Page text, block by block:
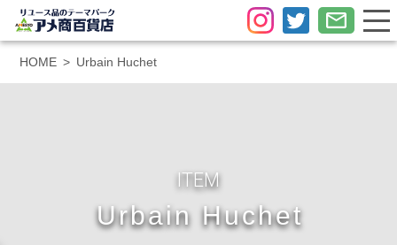
HOME Urbain Huchet
ITEM
Urbain Huchet